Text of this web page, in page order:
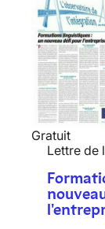
Gratuit
Lettre de